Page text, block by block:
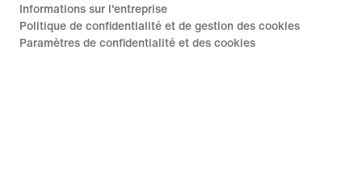
Informations sur l'entreprise
Politique de confidentialité et de gestion des cookies
Paramètres de confidentialité et des cookies